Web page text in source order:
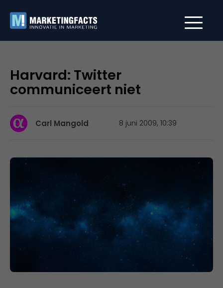
Harvard: Twitter
communiceert niet
Carl Mangold 8 juni 2009, 10:39